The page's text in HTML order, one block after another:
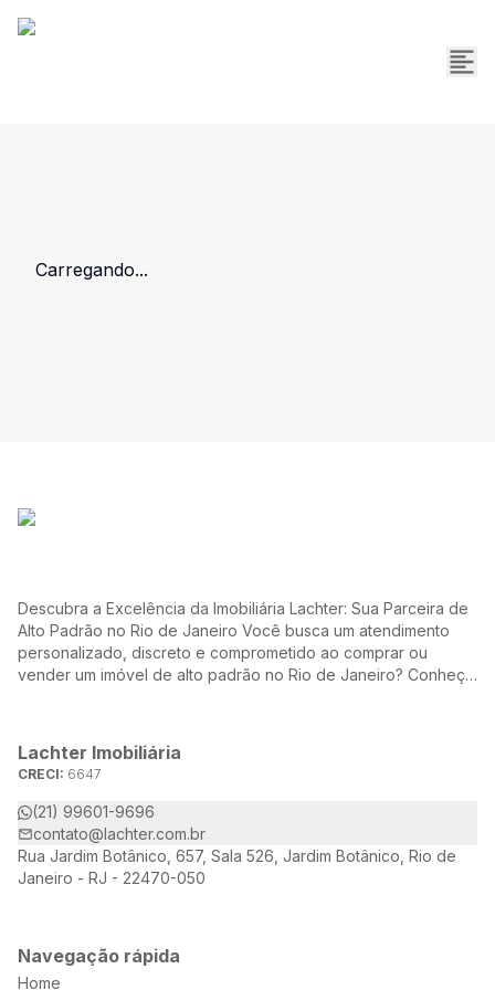
Carregando...
Descubra a Excelência da Imobiliária Lachter: Sua Parceira de
Alto Padrão no Rio de Janeiro Você busca um atendimento
personalizado, discreto e comprometido ao comprar ou
vender um imóvel de alto padrão no Rio de Janeiro? Conheça
necessidades e desejos.
Lachter Imobiliária
CRECI: 6647
(21) 99601-9696
contato@lachter.com.br
Rua Jardim Botânico, 657, Sala 526, Jardim Botânico, Rio de
Janeiro - RJ - 22470-050
Navegação rápida
Home